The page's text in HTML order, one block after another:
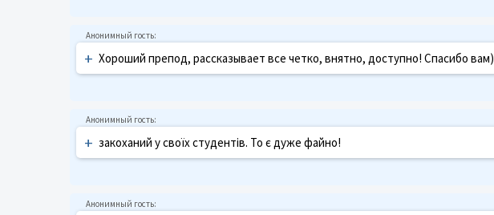
+ Хороший препод, рассказывает все четко, внятно, доступно! Спасибо вам)
+ закоханий у своїх студентів. То є дуже файно!